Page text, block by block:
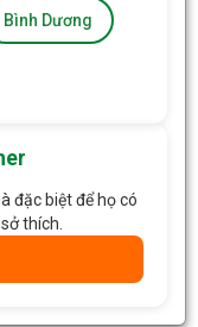
Cây Xanh - Đa Đại
Phúc
Bình Dương
đặc biệt để họ có
thích.